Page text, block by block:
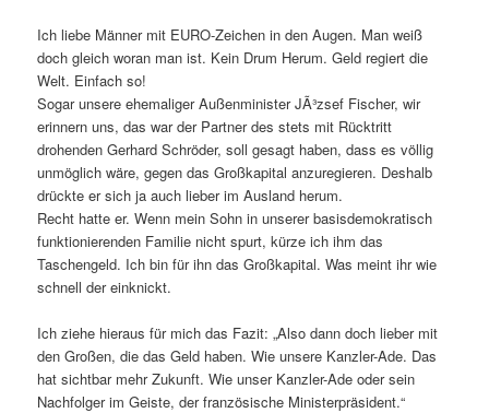
Ich liebe Männer mit EURO-Zeichen in den Augen. Man weiß
doch gleich woran man ist. Kein Drum Herum. Geld regiert die
Welt. Einfach so!
Sogar unsere ehemaliger Außenminister JÃ³zsef Fischer, wir
erinnern uns, das war der Partner des stets mit Rücktritt
drohenden Gerhard Schröder, soll gesagt haben, dass es völlig
unmöglich wäre, gegen das Großkapital anzuregieren. Deshalb
drückte er sich ja auch lieber im Ausland herum.
Recht hatte er. Wenn mein Sohn in unserer basisdemokratisch
funktionierenden Familie nicht spurt, kürze ich ihm das
Taschengeld. Ich bin für ihn das Großkapital. Was meint ihr wie
schnell der einknickt.
Ich ziehe hieraus für mich das Fazit: „Also dann doch lieber mit
den Großen, die das Geld haben. Wie unsere Kanzler-Ade. Das
hat sichtbar mehr Zukunft. Wie unser Kanzler-Ade oder sein
Nachfolger im Geiste, der französische Ministerpräsident.“